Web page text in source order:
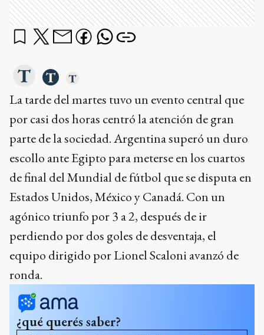
La tarde del martes tuvo un evento central que
por casi dos horas centró la atención de gran
parte de la sociedad. Argentina superó un duro
escollo ante Egipto para meterse en los cuartos
de final del Mundial de fútbol que se disputa en
Estados Unidos, México y Canadá. Con un
agónico triunfo por 3 a 2, después de ir
perdiendo por dos goles de desventaja, el
equipo dirigido por Lionel Scaloni avanzó de
ronda.
¿qué querés saber?